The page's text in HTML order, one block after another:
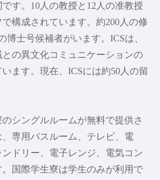
す。10人の教授と12人の准教授
構成されています。約200人の修
博士号候補者がいます。ICSは、
の異文化コミュニケーションの
ます。現在、ICSには約50人の留
シングルルームが無料で提供さ
専用バスルーム、テレビ、電
ドリー、電子レンジ、電気コン
国際学生寮は学生のみが利用で